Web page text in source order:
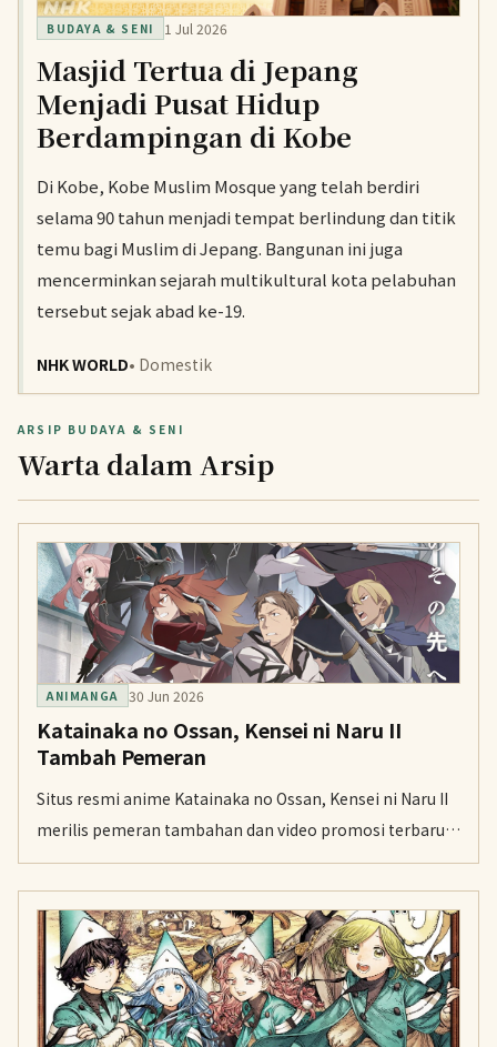
BUDAYA & SENI 1 Jul 2026
Masjid Tertua di Jepang
Menjadi Pusat Hidup
Berdampingan di Kobe
Di Kobe, Kobe Muslim Mosque yang telah berdiri
selama 90 tahun menjadi tempat berlindung dan titik
temu bagi Muslim di Jepang. Bangunan ini juga
mencerminkan sejarah multikultural kota pelabuhan
tersebut sejak abad ke-19.
NHK WORLD• Domestik
ARSIP BUDAYA & SENI
Warta dalam Arsip
ANIMANGA 30 Jun 2026
Katainaka no Ossan, Kensei ni Naru II
Tambah Pemeran
Situs resmi anime Katainaka no Ossan, Kensei ni Naru II
merilis pemeran tambahan dan video promosi terbaru
untuk musim keduanya pada Senin. Musim baru ini
dijadwalkan tayang pada 8 Juli pukul 23.45 di TV Asahi.